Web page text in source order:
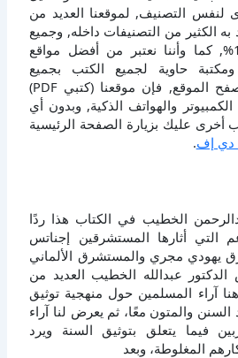
لنفس التصنيف, لموقعنا العديد من
به الكثير من التصنيفات داخله, وجميع
هذه الكتب مجانية 100%, كما وأننا نعتبر من أفضل مواقع
حاوية لجميع الكتب بجميع
تخصصاتها, وبالنسبة لتصفح الموقع, فإن موقعنا (كتبي PDF)
والهواتف الذكية, وبدون أي
عليك بزيارة الصفحة الرئيسية
دي إف.
الخطيب في الكتاب هذا ردًا
التي أثارها المستشرقين إجناتس
يهودي مجري والمستشرق الألماني
عبدالله الخطيب العديد من
آراء المسلمين حول منهجية توثيق
السنن والمتون معًا، ثم يعرض لنا آراء
فيما يتعلق بتوثيق السنة ويرد
المغلوطة، وبعد